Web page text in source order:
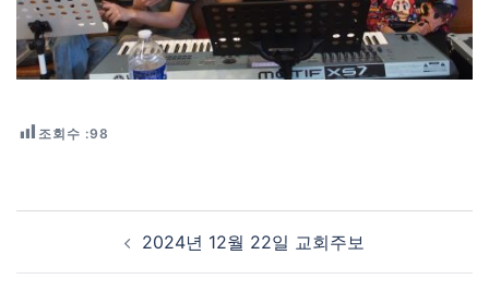
조회수 :98
Post navigation
2024년 12월 22일 교회주보